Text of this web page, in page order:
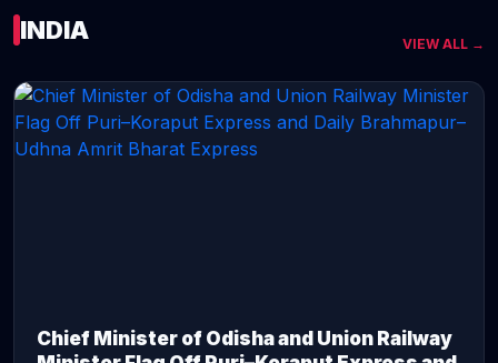
INDIA VIEW ALL →
Chief Minister of Odisha and Union Railway